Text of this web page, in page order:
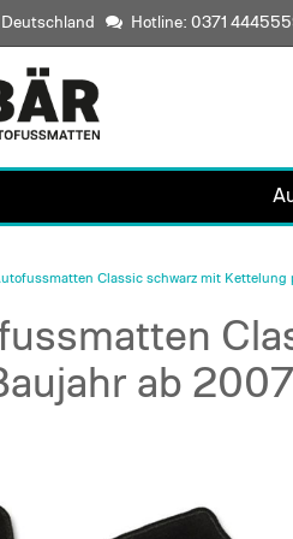
Hotline: 0371
Classic schwarz mit
ab 2007